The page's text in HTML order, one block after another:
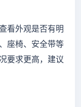
看外观是否有明
座椅、安全带等
要求更高，建议